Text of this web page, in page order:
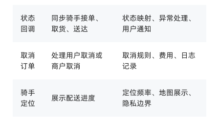
状态
回调
同步骑手接单、
取货、送达
状态映射、异常处理、
用户通知
取消
订单
处理用户取消或
商户取消
取消规则、费用、日志
记录
骑手
定位
展示配送进度
定位频率、地图展示、
隐私边界